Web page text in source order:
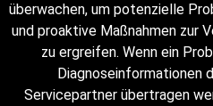
überwachen, um potenzielle
und proaktive Maßnahmen zur
zu ergreifen. Wenn ein
Diagnoseinformationen
Servicepartner übertragen